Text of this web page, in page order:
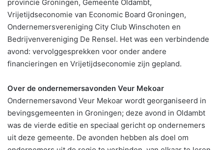
provincie Groningen, Gemeente Oldambt,
Vrijetijdseconomie van Economic Board Groningen,
Ondernemersvereniging City Club Winschoten en
Bedrijvenvereniging De Rensel. Het was een verbindende
avond: vervolggesprekken voor onder andere
financieringen en Vrijetijdseconomie zijn gepland.
Over de ondernemersavonden Veur Mekoar
Ondernemersavond Veur Mekoar wordt georganiseerd in
bevingsgemeenten in Groningen; deze avond in Oldambt
was de vierde editie en speciaal gericht op ondernemers
uit deze gemeente. De avonden hebben als doel om